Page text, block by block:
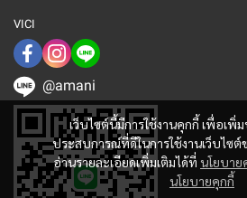
เว็บไซต์นี้มีการใช้งานคุกกี้ เพื่อเพิ่
ประสบการณ์ที่ดีในการใช้งานเว็บไซ
อ่านรายละเอียดเพิ่มเติมได้ที่ นโยบาย
นโยบายคุกกี้
VICI
@amani